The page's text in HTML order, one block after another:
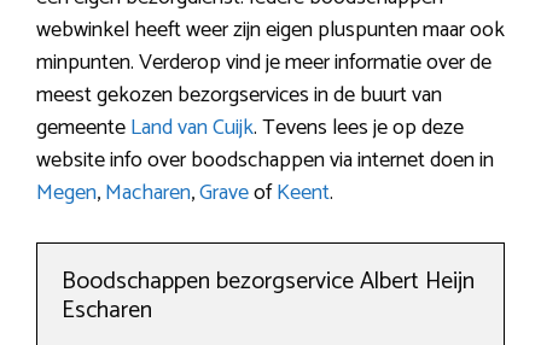
webwinkel heeft weer zijn eigen pluspunten maar ook
minpunten. Verderop vind je meer informatie over de
meest gekozen bezorgservices in de buurt van
gemeenteLand van Cuijk. Tevens lees je op deze
website info over boodschappen via internet doen in
Megen,Macharen,GraveofKeent.
Boodschappen bezorgservice Albert Heijn
Escharen